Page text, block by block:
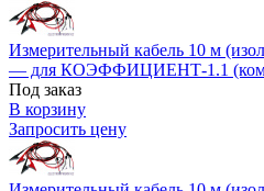
Измерительный кабель 10 м
— для КОЭФФИЦИЕНТ-1.1
Под заказ
В корзину
Запросить цену